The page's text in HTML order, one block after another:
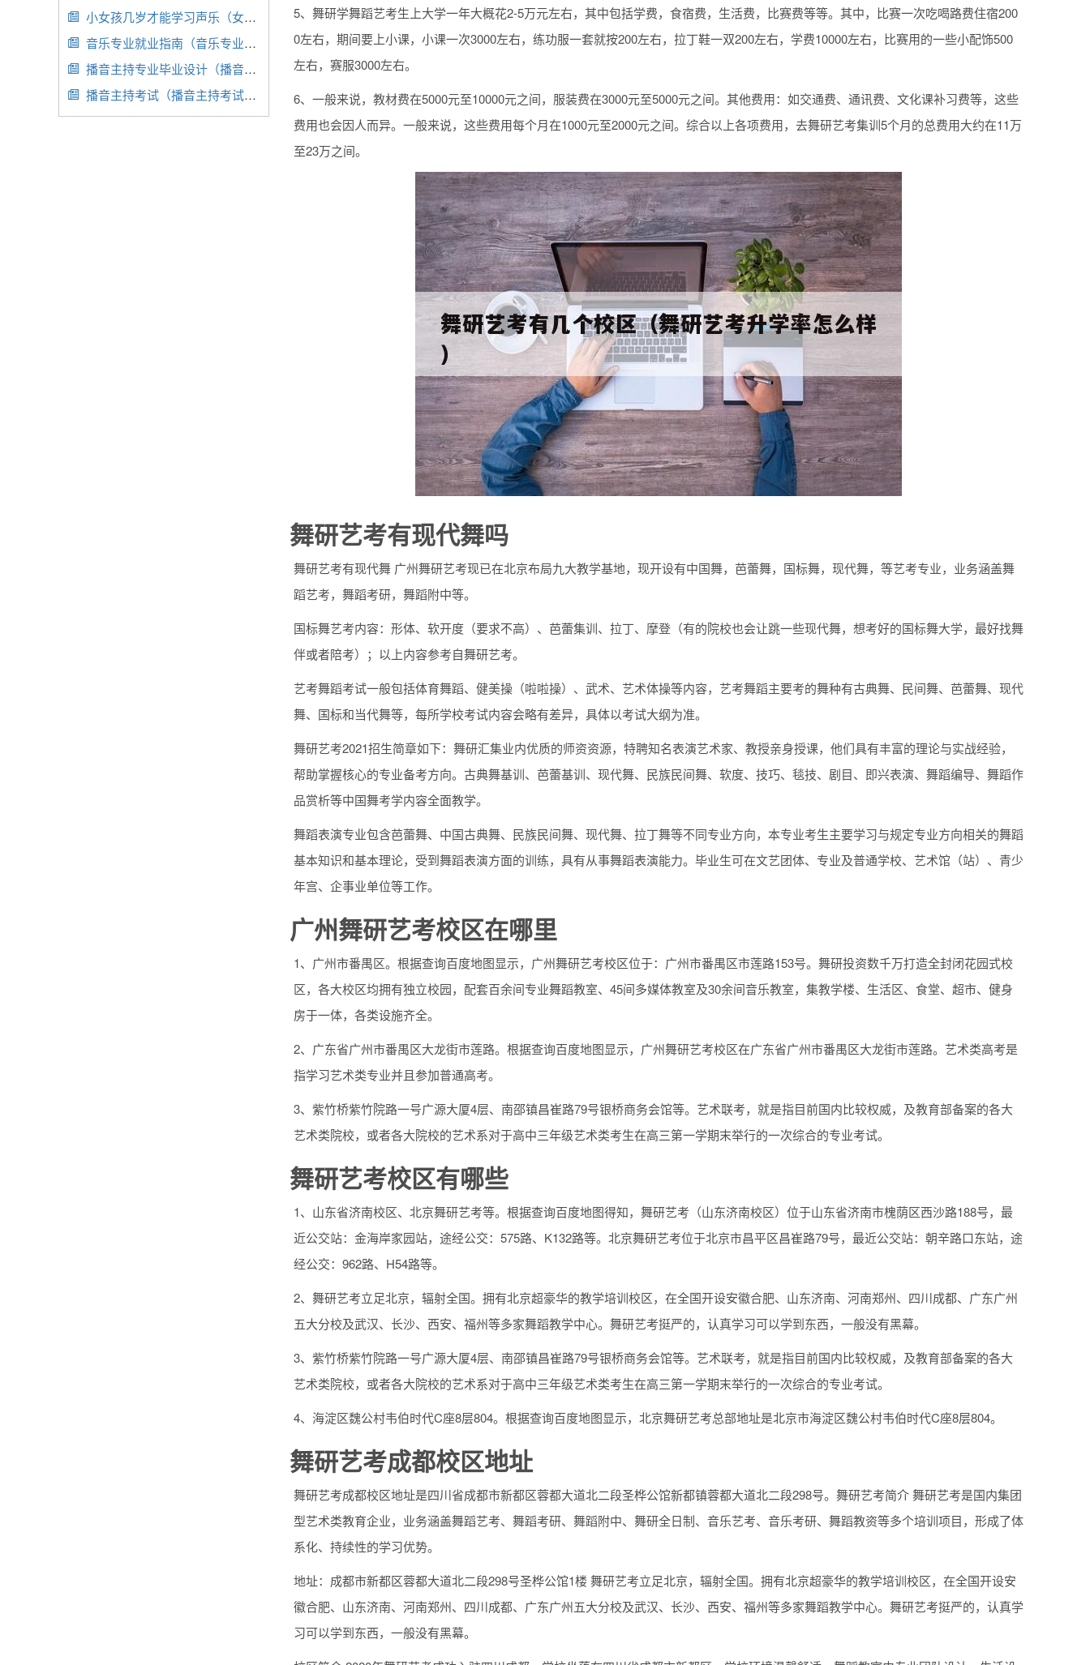
 小女孩几岁才能学习声乐（女孩几岁开始学音乐）
 音乐专业就业指南（音乐专业学生就业前景）
 播音主持专业毕业设计（播音主持专业毕业设计题目）
 播音主持考试（播音主持考试时间2024）
5、舞研学舞蹈艺考生上大学一年大概花2-5万元左右，其中包括学费，食宿费，生活费，比赛费等等。其中，比赛一次吃喝路费住宿200
0左右，期间要上小课，小课一次3000左右，练功服一套就按200左右，拉丁鞋一双200左右，学费10000左右，比赛用的一些小配饰500
左右，赛服3000左右。
6、一般来说，教材费在5000元至10000元之间，服装费在3000元至5000元之间。其他费用：如交通费、通讯费、文化课补习费等，这些
费用也会因人而异。一般来说，这些费用每个月在1000元至2000元之间。综合以上各项费用，去舞研艺考集训5个月的总费用大约在11万
至23万之间。
舞研艺考有现代舞吗
舞研艺考有现代舞 广州舞研艺考现已在北京布局九大教学基地，现开设有中国舞，芭蕾舞，国标舞，现代舞，等艺考专业，业务涵盖舞
蹈艺考，舞蹈考研，舞蹈附中等。
国标舞艺考内容：形体、软开度（要求不高）、芭蕾集训、拉丁、摩登（有的院校也会让跳一些现代舞，想考好的国标舞大学，最好找舞
伴或者陪考）；以上内容参考自舞研艺考。
艺考舞蹈考试一般包括体育舞蹈、健美操（啦啦操）、武术、艺术体操等内容，艺考舞蹈主要考的舞种有古典舞、民间舞、芭蕾舞、现代
舞、国标和当代舞等，每所学校考试内容会略有差异，具体以考试大纲为准。
舞研艺考2021招生简章如下：舞研汇集业内优质的师资资源，特聘知名表演艺术家、教授亲身授课，他们具有丰富的理论与实战经验，
帮助掌握核心的专业备考方向。古典舞基训、芭蕾基训、现代舞、民族民间舞、软度、技巧、毯技、剧目、即兴表演、舞蹈编导、舞蹈作
品赏析等中国舞考学内容全面教学。
舞蹈表演专业包含芭蕾舞、中国古典舞、民族民间舞、现代舞、拉丁舞等不同专业方向，本专业考生主要学习与规定专业方向相关的舞蹈
基本知识和基本理论，受到舞蹈表演方面的训练，具有从事舞蹈表演能力。毕业生可在文艺团体、专业及普通学校、艺术馆（站）、青少
年宫、企事业单位等工作。
广州舞研艺考校区在哪里
1、广州市番禺区。根据查询百度地图显示，广州舞研艺考校区位于：广州市番禺区市莲路153号。舞研投资数千万打造全封闭花园式校
区，各大校区均拥有独立校园，配套百余间专业舞蹈教室、45间多媒体教室及30余间音乐教室，集教学楼、生活区、食堂、超市、健身
房于一体，各类设施齐全。
2、广东省广州市番禺区大龙街市莲路。根据查询百度地图显示，广州舞研艺考校区在广东省广州市番禺区大龙街市莲路。艺术类高考是
指学习艺术类专业并且参加普通高考。
3、紫竹桥紫竹院路一号广源大厦4层、南邵镇昌崔路79号银桥商务会馆等。艺术联考，就是指目前国内比较权威，及教育部备案的各大
艺术类院校，或者各大院校的艺术系对于高中三年级艺术类考生在高三第一学期末举行的一次综合的专业考试。
舞研艺考校区有哪些
1、山东省济南校区、北京舞研艺考等。根据查询百度地图得知，舞研艺考（山东济南校区）位于山东省济南市槐荫区西沙路188号，最
近公交站：金海岸家园站，途经公交：575路、K132路等。北京舞研艺考位于北京市昌平区昌崔路79号，最近公交站：朝辛路口东站，途
经公交：962路、H54路等。
2、舞研艺考立足北京，辐射全国。拥有北京超豪华的教学培训校区，在全国开设安徽合肥、山东济南、河南郑州、四川成都、广东广州
五大分校及武汉、长沙、西安、福州等多家舞蹈教学中心。舞研艺考挺严的，认真学习可以学到东西，一般没有黑幕。
3、紫竹桥紫竹院路一号广源大厦4层、南邵镇昌崔路79号银桥商务会馆等。艺术联考，就是指目前国内比较权威，及教育部备案的各大
艺术类院校，或者各大院校的艺术系对于高中三年级艺术类考生在高三第一学期末举行的一次综合的专业考试。
4、海淀区魏公村韦伯时代C座8层804。根据查询百度地图显示，北京舞研艺考总部地址是北京市海淀区魏公村韦伯时代C座8层804。
舞研艺考成都校区地址
舞研艺考成都校区地址是四川省成都市新都区蓉都大道北二段圣桦公馆新都镇蓉都大道北二段298号。舞研艺考简介 舞研艺考是国内集团
型艺术类教育企业，业务涵盖舞蹈艺考、舞蹈考研、舞蹈附中、舞研全日制、音乐艺考、音乐考研、舞蹈教资等多个培训项目，形成了体
系化、持续性的学习优势。
地址：成都市新都区蓉都大道北二段298号圣桦公馆1楼 舞研艺考立足北京，辐射全国。拥有北京超豪华的教学培训校区，在全国开设安
徽合肥、山东济南、河南郑州、四川成都、广东广州五大分校及武汉、长沙、西安、福州等多家舞蹈教学中心。舞研艺考挺严的，认真学
习可以学到东西，一般没有黑幕。